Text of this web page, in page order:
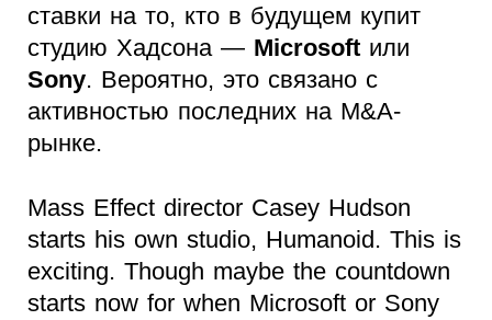
ставки на то, кто в будущем купит
студию Хадсона — Microsoft или
Sony. Вероятно, это связано с
активностью последних на M&A-
рынке.
Mass Effect director Casey Hudson
starts his own studio, Humanoid. This is
exciting. Though maybe the countdown
starts now for when Microsoft or Sony